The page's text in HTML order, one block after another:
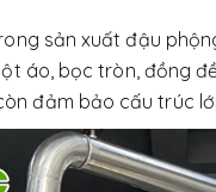
sản xuất đậu
áo, bọc tròn, đồng
đảm bảo cấu trúc